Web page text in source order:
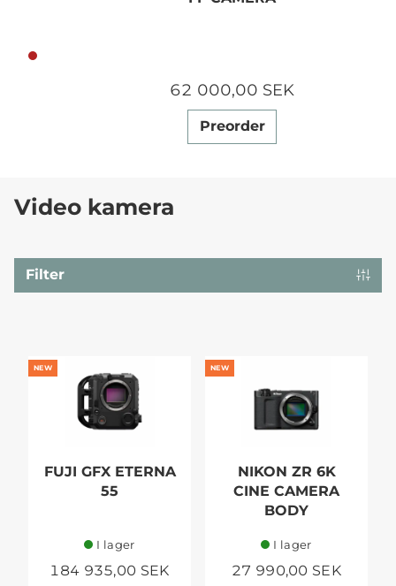
62 000,00 SEK
Preorder
Video kamera
Filter
NEW
FUJI GFX ETERNA
55
I lager
184 935,00 SEK
NEW
NIKON ZR 6K
CINE CAMERA
BODY
I lager
27 990,00 SEK